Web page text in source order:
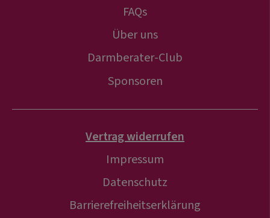
FAQs
Über uns
Darmberater-Club
Sponsoren
Vertrag widerrufen
Impressum
Datenschutz
Barrierefreiheitserklärung